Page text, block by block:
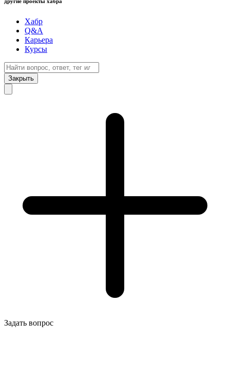
Хабр
Q&A
Карьера
Курсы
Закрыть
Задать вопрос